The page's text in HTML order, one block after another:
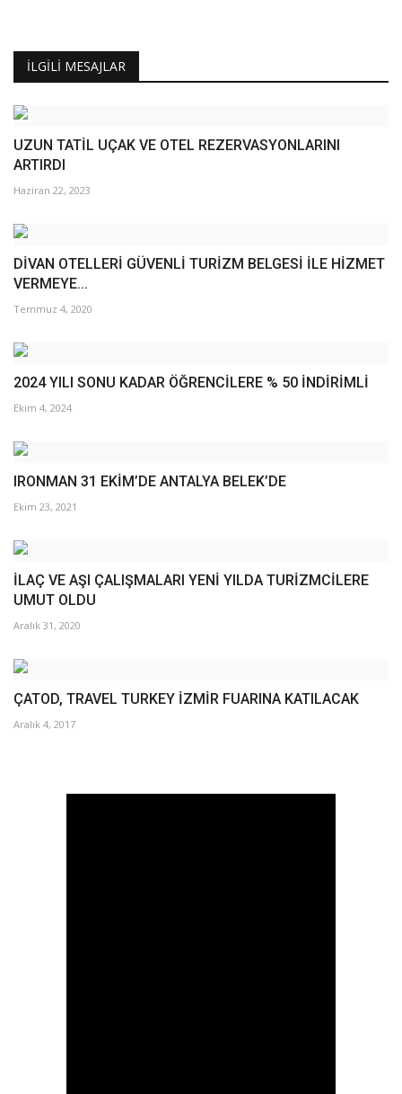
İLGILI MESAJLAR
UZUN TATİL UÇAK VE OTEL REZERVASYONLARINI
ARTIRDI
Haziran 22, 2023
DİVAN OTELLERİ GÜVENLİ TURİZM BELGESİ İLE HİZMET
VERMEYE...
Temmuz 4, 2020
2024 YILI SONU KADAR ÖĞRENCİLERE % 50 İNDİRİMLİ
Ekim 4, 2024
IRONMAN 31 EKİM’DE ANTALYA BELEK’DE
Ekim 23, 2021
İLAÇ VE AŞI ÇALIŞMALARI YENİ YILDA TURİZMCİLERE
UMUT OLDU
Aralık 31, 2020
ÇATOD, TRAVEL TURKEY İZMİR FUARINA KATILACAK
Aralık 4, 2017